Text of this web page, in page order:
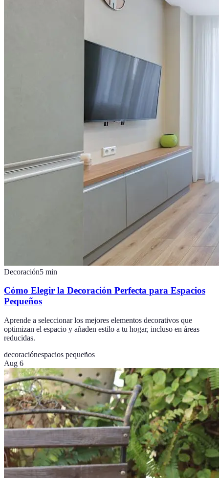
Decoración5 min
Cómo Elegir la Decoración Perfecta para Espacios
Pequeños
Aprende a seleccionar los mejores elementos decorativos que
optimizan el espacio y añaden estilo a tu hogar, incluso en áreas
reducidas.
decoraciónespacios pequeños
Aug 6